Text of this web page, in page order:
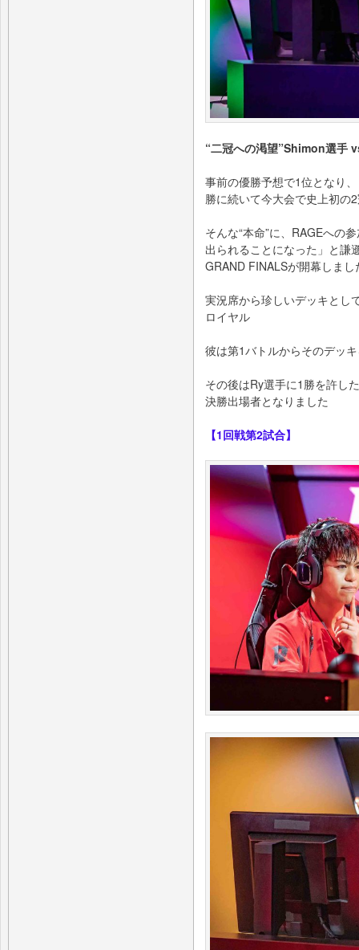
“⼆冠への渇望”Shimon選⼿
事前の優勝予想で1位となり
勝に続いて今⼤会で史上初の
そんな“本命”に、RAGEへの
出られることになった」と謙
GRAND FINALSが開幕しまし
実況席から珍しいデッキとし
ロイヤル
彼は第1バトルからそのデッ
その後はRy選⼿に1勝を許し
決勝出場者となりました
【1回戦第2試合】